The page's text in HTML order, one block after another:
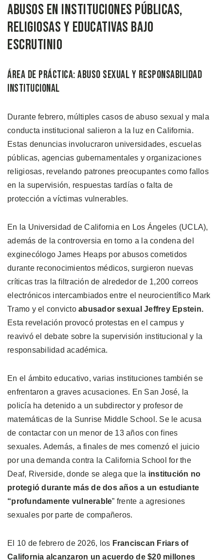
Abusos en Instituciones Públicas,
Religiosas y Educativas Bajo
Escrutinio
Área de Práctica: Abuso Sexual y Responsabilidad
Institucional
Durante febrero, múltiples casos de abuso sexual y mala
conducta institucional salieron a la luz en California.
Estas denuncias involucraron universidades, escuelas
públicas, agencias gubernamentales y organizaciones
religiosas, revelando patrones preocupantes como fallos
en la supervisión, respuestas tardías o falta de
protección a víctimas vulnerables.
En la Universidad de California en Los Ángeles (UCLA),
además de la controversia en torno a la condena del
exginecólogo James Heaps por abusos cometidos
durante reconocimientos médicos, surgieron nuevas
críticas tras la filtración de alrededor de 1,200 correos
electrónicos intercambiados entre el neurocientífico Mark
Tramo y el convicto abusador sexual Jeffrey Epstein.
Esta revelación provocó protestas en el campus y
reavivó el debate sobre la supervisión institucional y la
responsabilidad académica.
En el ámbito educativo, varias instituciones también se
enfrentaron a graves acusaciones. En San José, la
policía ha detenido a un subdirector y profesor de
matemáticas de la Sunrise Middle School. Se le acusa
de contactar con un menor de 13 años con fines
sexuales. Además, a finales de mes comenzó el juicio
por una demanda contra la California School for the
Deaf, Riverside, donde se alega que la institución no
protegió durante más de dos años a un estudiante
“profundamente vulnerable” frente a agresiones
sexuales por parte de compañeros.
El 10 de febrero de 2026, los Franciscan Friars of
California alcanzaron un acuerdo de $20 millones